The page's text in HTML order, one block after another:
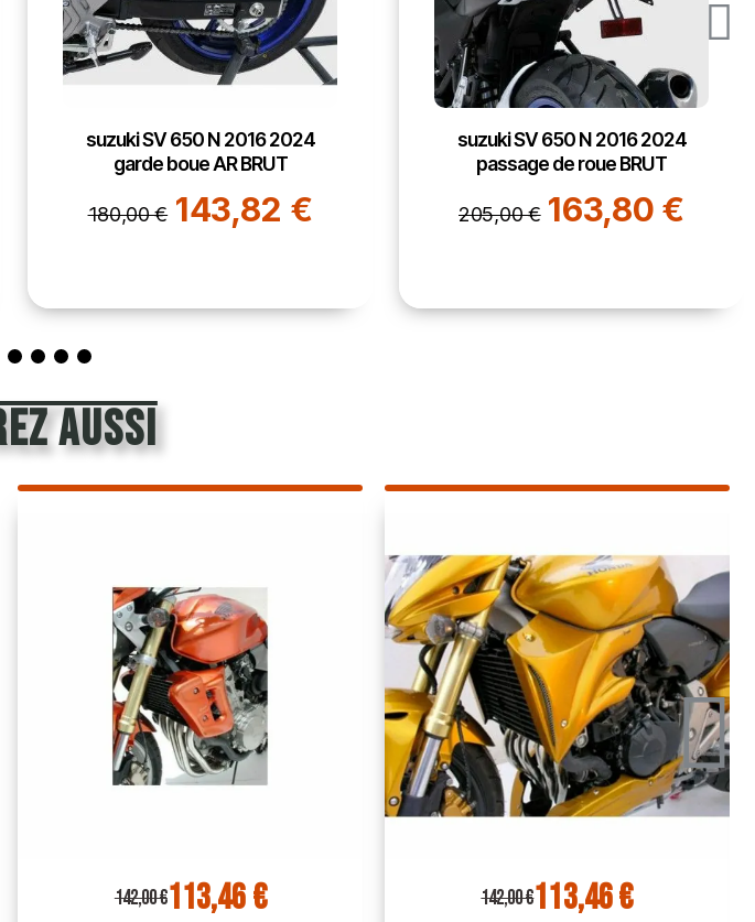
suzuki SV 650 N 2016 2024
passage de roue BRUT
205,00 € 163,80 €
suzuki SV 650 N 2016 2024
prolongateur de garde boue
35,96 €
aussi
142,00 €113,46 € 142,00 €113,46 €